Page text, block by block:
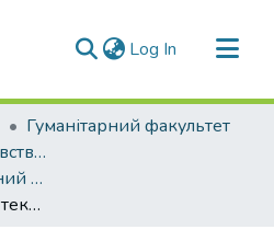
Log In (current)
Гуманітарний факультет
Кафедра українознавства та загальної мовної підготовки (Кафедра У та ЗМП)
Навчально-методичний комплекс дисциплін кафедри У та ЗМП
Збірник навчальних текстів із комплексними завданнями з дисципліни «Українська мова за професійним спрямуванням» для студентів машинобудівного факультету денної та заочної форм навчання